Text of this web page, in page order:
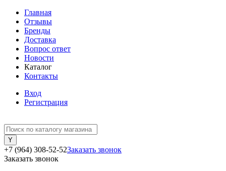
Главная
Отзывы
Бренды
Доставка
Вопрос ответ
Новости
Каталог
Контакты
Вход
Регистрация
+7 (964) 308-52-52Заказать звонок
Заказать звонок